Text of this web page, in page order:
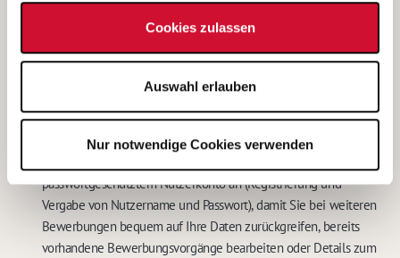
Cookies zulassen
Auswahl erlauben
Nur notwendige Cookies verwenden
Kontaktdaten widerrufen. In diesem Falle werden meine
personenbezogenen Daten sowohl auf den IT-Systemen des
Betreibers, als auch bei der für das Stellenangebot
Eine weitere Bearbeitung meiner Bewerbung ist in diesem Fall
nicht möglich.*
Mit dem Abschicken Ihrer Online-Bewerbung bieten wir Ihnen
passwortgeschütztem Nutzerkonto an (Registrierung und
Vergabe von Nutzername und Passwort), damit Sie bei weiteren
Bewerbungen bequem auf Ihre Daten zurückgreifen, bereits
vorhandene Bewerbungsvorgänge bearbeiten oder Details zum